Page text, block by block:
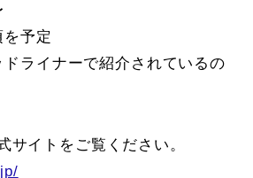
予定
ライナーで紹介されているの
サイトをご覧ください。